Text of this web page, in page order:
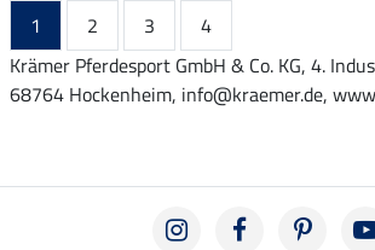
1 2 3
4
Krämer Pferdesport GmbH & Co. KG, 4.
68764 Hockenheim, info@kraemer.de,